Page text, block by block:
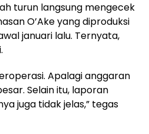
turun langsung mengecek
O’Ake yang diproduksi
januari lalu. Ternyata,
Apalagi anggaran
Selain itu, laporan
juga tidak jelas,” tegas